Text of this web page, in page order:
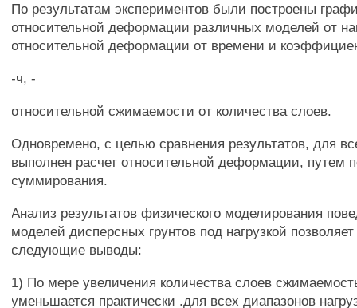
По результатам экспериментов были построены
относительной деформации различных моделей от
относительной деформации от времени и
-ч, -
относительной сжимаемости от количества слоев.
Одновремено, с целью сравнения результатов, для
выполнен расчет относительной деформации, путем
суммирования.
Анализ результатов физического моделирования
моделей дисперсных грунтов под нагрузкой
следующие выводы:
1) По мере увеличения количества слоев
уменьшается практически .для всех диапазонов